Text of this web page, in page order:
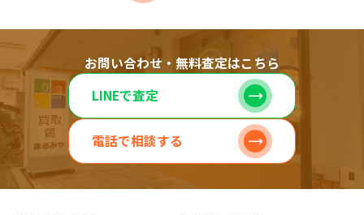
お問い合わせ・無料査定はこちら
LINEで査定
電話で相談する